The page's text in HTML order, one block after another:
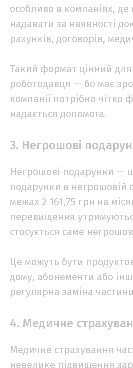
особливо в компаніях,
надавати за наявності
рахунків, договорів,
Такий формат цінний
роботодавця — бо має
компанії потрібно чітко
надається допомога.
3. Негрошові
Негрошові подарунки —
подарунки в негрошовій
межах 2 161,75 грн на
перевищення
стосується саме
Це можуть бути
дому, абонементи або
регулярна заміна
4. Медичне
Медичне страхування
невелике підвищення